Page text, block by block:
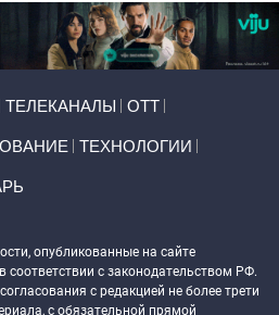
ТЕЛЕКАНАЛЫ ОТТ
ТЕХНОЛОГИИ
опубликованные на сайте
соответствии с законодательством РФ.
с редакцией не более трети
с обязательной прямой